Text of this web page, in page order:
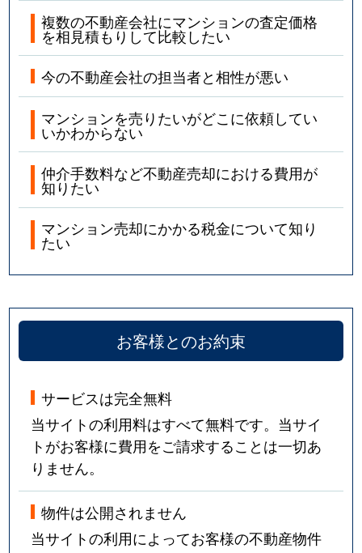
複数の不動産会社にマンションの査定価格
を相見積もりして比較したい
今の不動産会社の担当者と相性が悪い
マンションを売りたいがどこに依頼してい
いかわからない
仲介手数料など不動産売却における費用が
知りたい
マンション売却にかかる税金について知り
たい
お客様とのお約束
サービスは完全無料
当サイトの利用料はすべて無料です。当サイ
トがお客様に費用をご請求することは一切あ
りません。
物件は公開されません
当サイトの利用によってお客様の不動産物件